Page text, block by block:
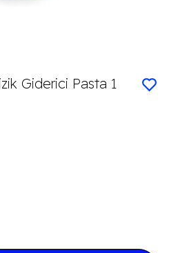
Giderici Pasta 1